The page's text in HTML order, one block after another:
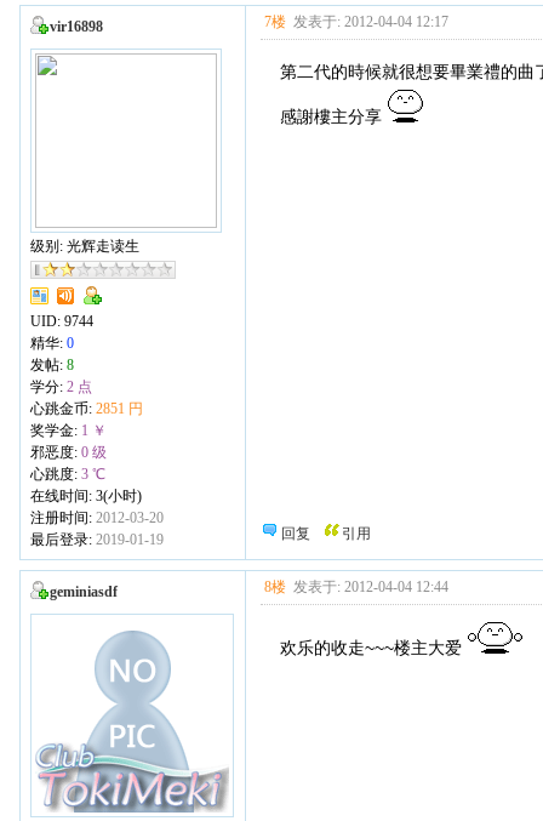
vir16898
级别: 光辉走读生
UID: 9744
精华: 0
发帖: 8
学分: 2 点
心跳金币: 2851 円
奖学金: 1 ￥
邪恶度: 0 级
心跳度: 3 ℃
在线时间: 3(小时)
注册时间: 2012-03-20
最后登录: 2019-01-19
7楼 发表于: 2012-04-04 12:17
第二代的時候就很想要畢業禮的曲
感謝樓主分享
回复 引用
geminiasdf 8楼 发表于: 2012-04-04 12:44
欢乐的收走~~~楼主大爱